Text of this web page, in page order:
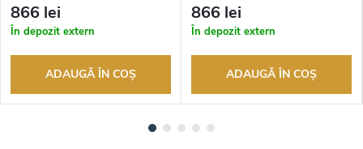
returnarea bunurilor. Vânzător
autorizat
866 lei
În depozit extern
ADAUGĂ ÎN COŞ
returnarea bunurilor. Vânzător
autorizat
866 lei
În depozit extern
ADAUGĂ ÎN COŞ